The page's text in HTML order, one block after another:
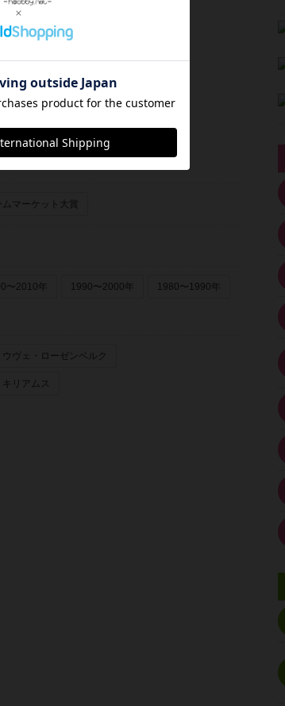
マーケット大賞
〜2010年 1990〜2000年 1980〜1990年
ウヴェ・ローゼンベルク
リアムス